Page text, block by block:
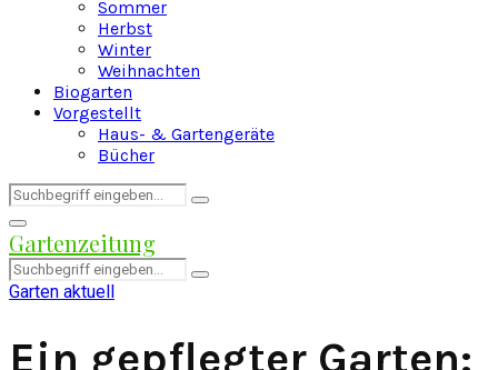
Sommer
Herbst
Winter
Weihnachten
Biogarten
Vorgestellt
Haus- & Gartengeräte
Bücher
Search
for:
Search
Facebook
Twitter
Instagram
Pinterest
Youtube
Snapchat
Primary
Menu
Gartenzeitung
Search
for:
Search
Garten aktuell
Ein gepflegter Garten: